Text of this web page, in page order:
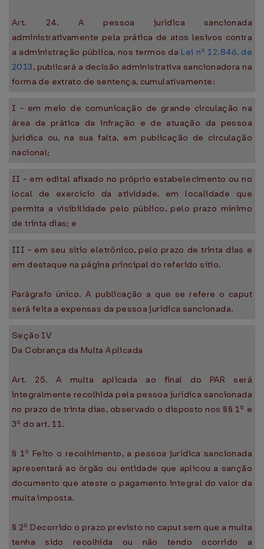
Art. 24. A pessoa jurídica sancionada
administrativamente pela prática de atos lesivos contra
a administração pública, nos termos da Lei nº 12.846, de
2013, publicará a decisão administrativa sancionadora na
forma de extrato de sentença, cumulativamente:
I - em meio de comunicação de grande circulação na
área da prática da infração e de atuação da pessoa
jurídica ou, na sua falta, em publicação de circulação
nacional;
II - em edital afixado no próprio estabelecimento ou no
local de exercício da atividade, em localidade que
permita a visibilidade pelo público, pelo prazo mínimo
de trinta dias; e
III - em seu sítio eletrônico, pelo prazo de trinta dias e
em destaque na página principal do referido sítio.
Parágrafo único. A publicação a que se refere o caput
será feita a expensas da pessoa jurídica sancionada.
Seção IV
Da Cobrança da Multa Aplicada
Art. 25. A multa aplicada ao final do PAR será
integralmente recolhida pela pessoa jurídica sancionada
no prazo de trinta dias, observado o disposto nos §§ 1º e
3º do art. 11.
§ 1º Feito o recolhimento, a pessoa jurídica sancionada
apresentará ao órgão ou entidade que aplicou a sanção
documento que ateste o pagamento integral do valor da
multa imposta.
§ 2º Decorrido o prazo previsto no caput sem que a multa
tenha sido recolhida ou não tendo ocorrido a